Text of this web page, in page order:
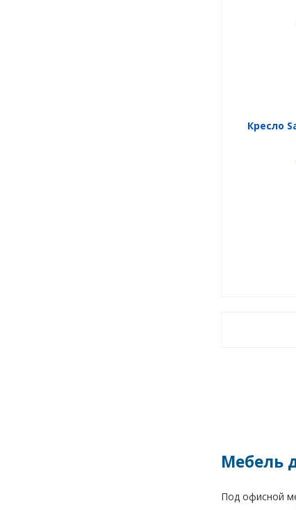
Кресло
Мебель
Под офисной